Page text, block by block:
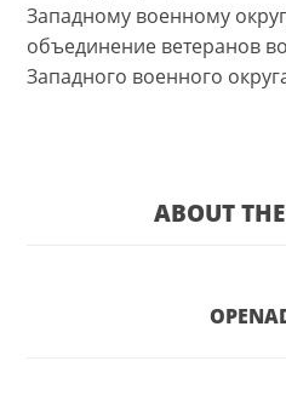
Западному военному
объединение ветеранов
Западного военного
ABOUT